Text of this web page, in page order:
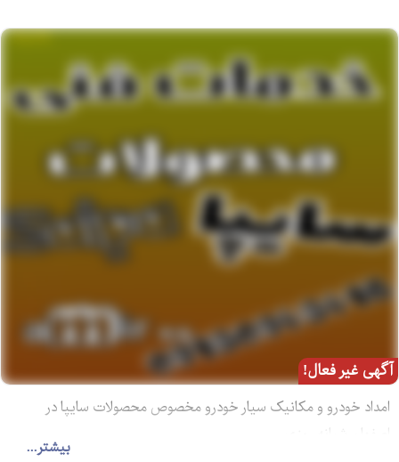
آگهی غیر فعال!
بیشتر...
امداد خودرو و مکانیک سیار خودرو مخصوص محصولات سایپا در